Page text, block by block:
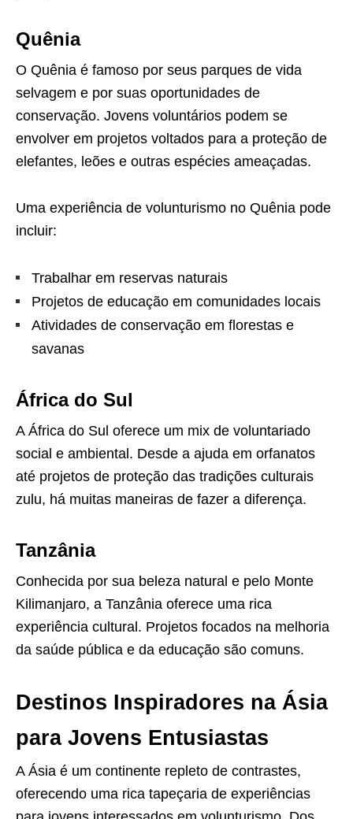
Quênia
O Quênia é famoso por seus parques de vida
selvagem e por suas oportunidades de
conservação. Jovens voluntários podem se
envolver em projetos voltados para a proteção de
elefantes, leões e outras espécies ameaçadas.
Uma experiência de volunturismo no Quênia pode
incluir:
Trabalhar em reservas naturais
Projetos de educação em comunidades locais
Atividades de conservação em florestas e
savanas
África do Sul
A África do Sul oferece um mix de voluntariado
social e ambiental. Desde a ajuda em orfanatos
até projetos de proteção das tradições culturais
zulu, há muitas maneiras de fazer a diferença.
Tanzânia
Conhecida por sua beleza natural e pelo Monte
Kilimanjaro, a Tanzânia oferece uma rica
experiência cultural. Projetos focados na melhoria
da saúde pública e da educação são comuns.
Destinos Inspiradores na Ásia
para Jovens Entusiastas
A Ásia é um continente repleto de contrastes,
oferecendo uma rica tapeçaria de experiências